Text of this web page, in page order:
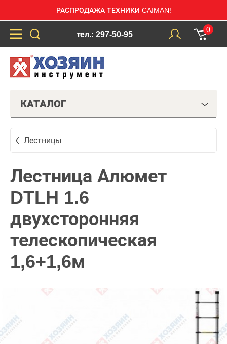
РАСПРОДАЖА ТЕХНИКИ CAIMAN!
тел.: 297-50-95
0
КАТАЛОГ
Лестницы
Лестница Алюмет
DTLH 1.6
двухсторонняя
телескопическая
1,6+1,6м